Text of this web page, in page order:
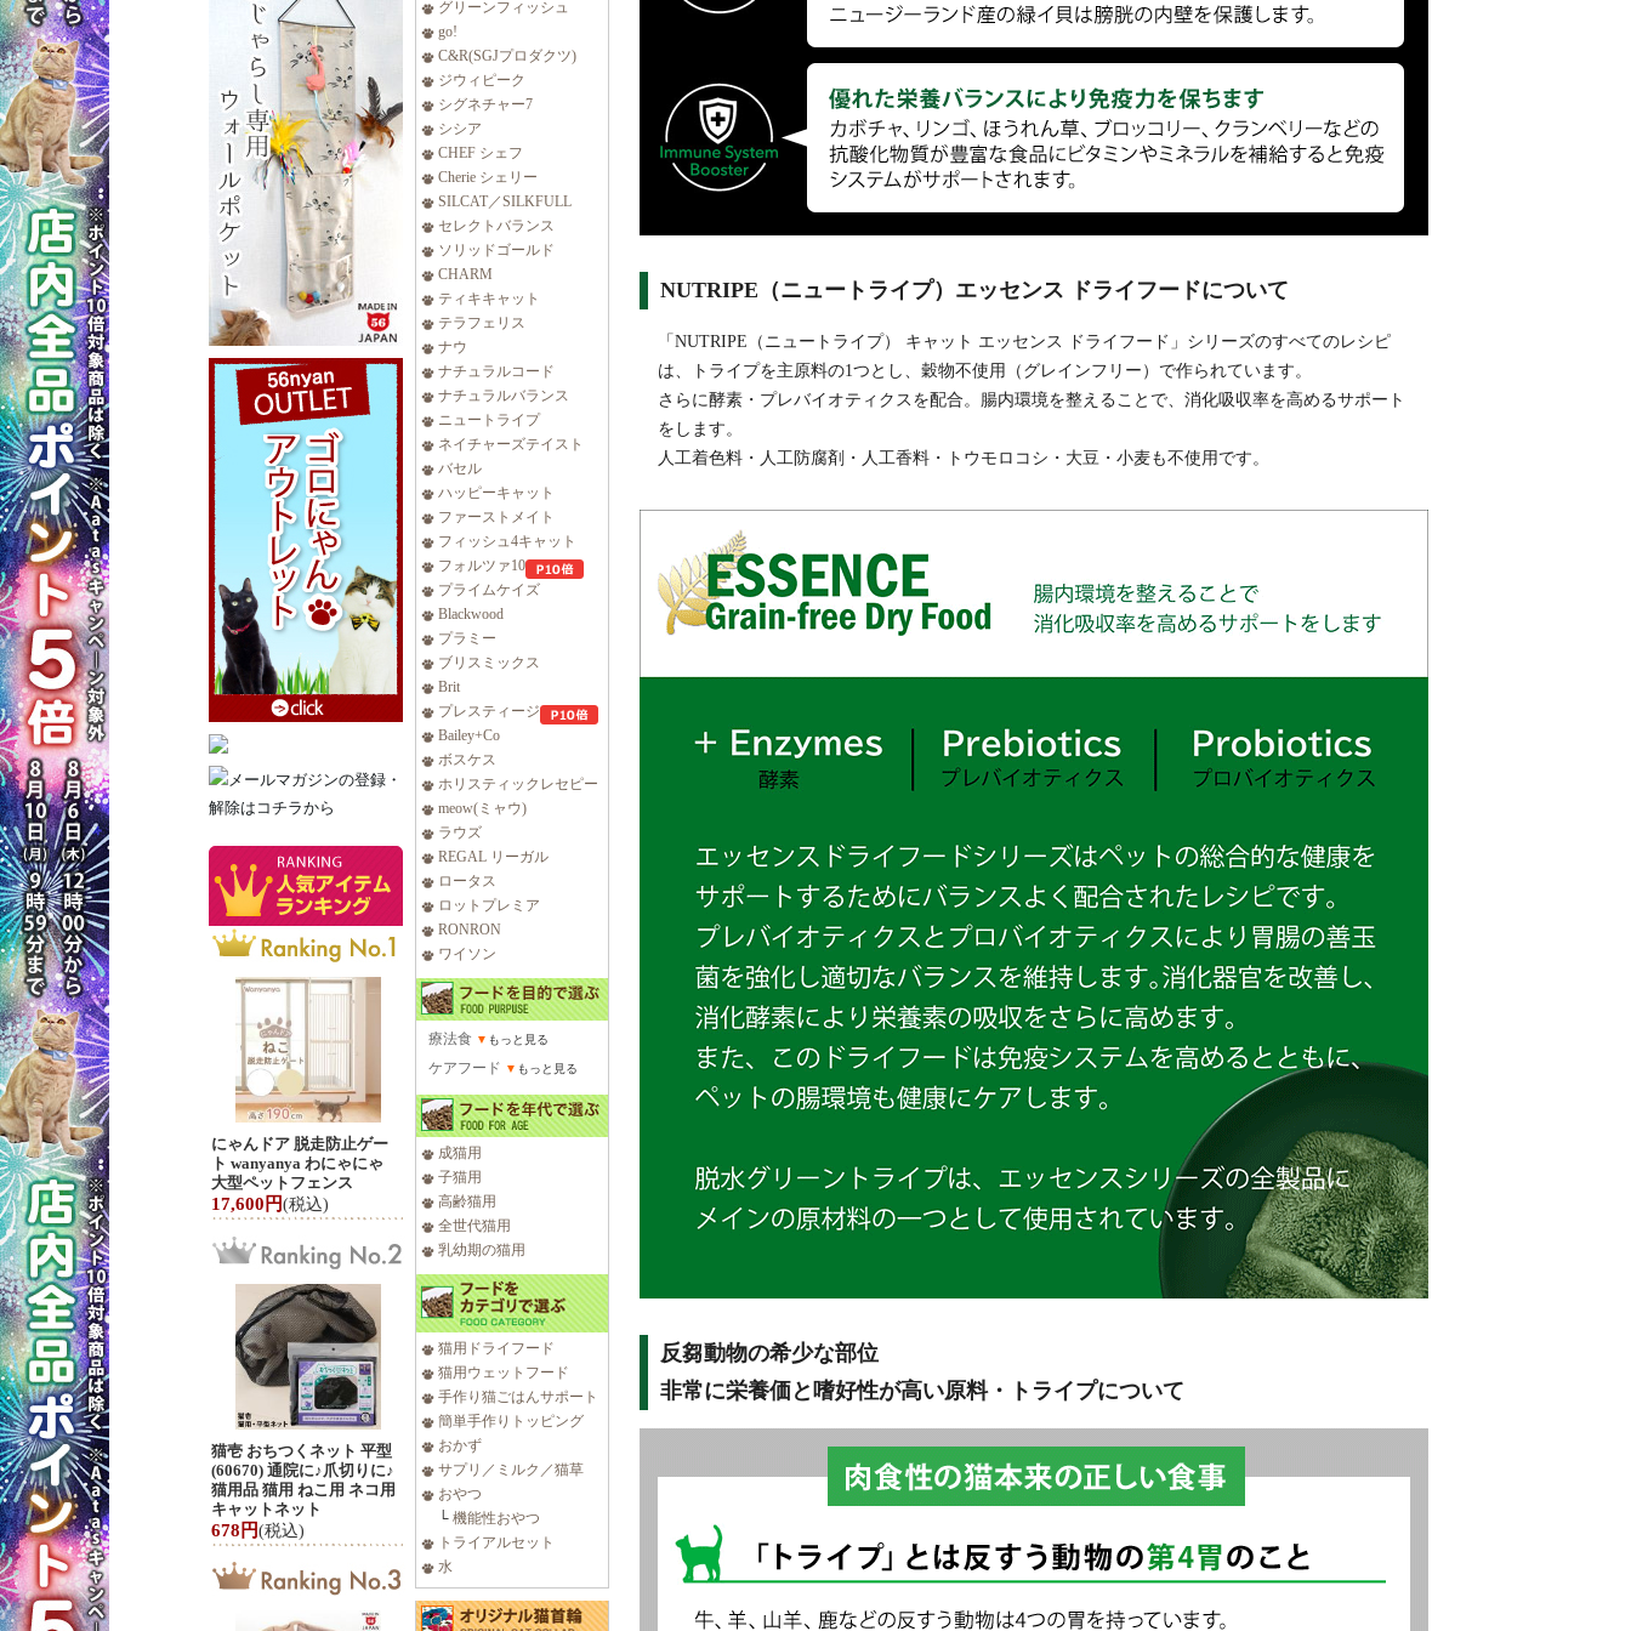
にゃんドア 脱走防止ゲー
ト wanyanya わにゃにゃ
大型ペットフェンス
17,600円(税込)
猫壱 おちつくネット 平型
(60670) 通院に♪爪切りに♪
猫用品 猫用 ねこ用 ネコ用
キャットネット
678円(税込)
グリーンフィッシュ
go!
C&R(SGJプロダクツ)
ジウィピーク
シグネチャー7
シシア
CHEF シェフ
Cherie シェリー
SILCAT／SILKFULL
セレクトバランス
ソリッドゴールド
CHARM
ティキキャット
テラフェリス
ナウ
ナチュラルコード
ナチュラルバランス
ニュートライプ
ネイチャーズテイスト
バセル
ハッピーキャット
ファーストメイト
フィッシュ4キャット
フォルツァ10
プライムケイズ
Blackwood
プラミー
ブリスミックス
Brit
プレスティージ
Bailey+Co
ボスケス
ホリスティックレセピー
meow(ミャウ)
ラウズ
REGAL リーガル
ロータス
ロットプレミア
RONRON
ワイソン
療法食 ▼ もっと見る
ケアフード ▼ もっと見る
成猫用
子猫用
高齢猫用
全世代猫用
乳幼期の猫用
猫用ドライフード
猫用ウェットフード
手作り猫ごはんサポート
簡単手作りトッピング
おかず
サプリ／ミルク／猫草
おやつ
└ 機能性おやつ
トライアルセット
水
NUTRIPE（ニュートライプ）エッセンス ドライフードについて
「NUTRIPE（ニュートライプ） キャット エッセンス ドライフード」シリーズのすべてのレシピ
は、トライプを主原料の1つとし、穀物不使用（グレインフリー）で作られています。
さらに酵素・プレバイオティクスを配合。腸内環境を整えることで、消化吸収率を高めるサポート
をします。
人工着色料・人工防腐剤・人工香料・トウモロコシ・大豆・小麦も不使用です。
反芻動物の希少な部位
非常に栄養価と嗜好性が高い原料・トライプについて